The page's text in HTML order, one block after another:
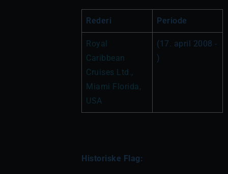
Rederi Periode
Royal
Caribbean
Cruises Ltd.,
Miami Florida,
USA
(17. april 2008 -
)
Historiske Flag: